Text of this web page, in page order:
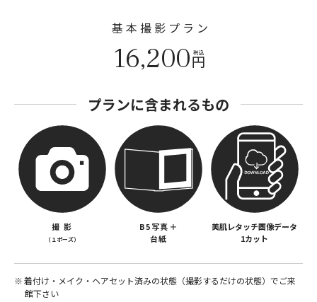
基本撮影プラン
16,200円
プランに含まれるもの
撮 影
（１ポーズ）
B5写真＋
台紙
美肌レタッチ画像データ
1カット
着付け・メイク・ヘアセット済みの状態（撮影するだけの状態）でご来
館下さい